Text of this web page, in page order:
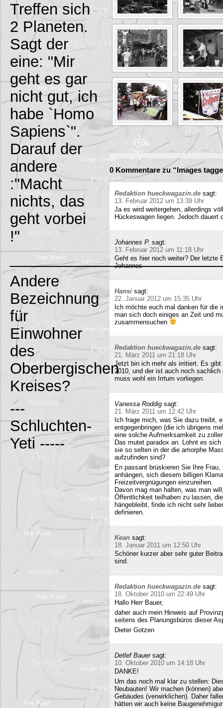
Treffen sich
2 Planeten.
Sagt der
eine: "Mir
geht es gar
nicht gut, ich
habe `Homo
Sapiens`".
Darauf der
andere
:"Macht
nichts, das
geht vorbei
!"
Andere
Bezeichnung
für
Einwohner
des
Oberbergischen
Kreises?
---
Schluchten-
Yeti -----
0 Kommentare zu “Images
Redaktion hueckwagazin.de sagt:
13. Februar 2012 um 13:39 Uhr
Ja es wird weitergehen, allerdings
Hückeswagen liegen. Jedoch
Johannes P. sagt:
13. Februar 2012 um 11:18 Uhr
Geht es hier noch weiter? Der letzte
Johannes
Hansi sagt:
22. Januar 2012 um 15:35 Uhr
Ich möchte euch mal danken für die
man sich doch einiges an Zeit und
zusammensuchen
Redaktion hueckwagazin.de sagt:
21. März 2011 um 21:18 Uhr
Jetzt bin ich mehr als irritiert. Es gibt
2010, und der ist auch noch
muss wohl ein Irrtum vorliegen.
Vanessa Roddig sagt:
21. März 2011 um 12:42 Uhr
Ich frage mich, was Sie dazu treibt,
entgegenbringen (die ich übrigens
eine solche Aufmerksamkeit zu
Das mutet paradox an. Lohnt es
sie so selten in der die amorphe
aufzufinden sind?
En passant brüskieren Sie Ihre
anhängen, sich diesem billigen
Freizeitvergnügungen einzureihen.
Davon mag man halten, was man
Öffentlichkeit teilhaben zu lassen,
hängebleibt, finde ich nicht sehr
definieren.
Kean sagt:
18. Januar 2011 um 12:50 Uhr
Schöner kurzer aber sehr guter
sind.
Redaktion hueckwagazin.de sagt:
18. Oktober 2010 um 22:49 Uhr
Hallo Herr Bauer,
daher auch mein Hinweis auf
seitens des Planungsbüros dieser
Dieter Gotzen
Detlef Bauer sagt:
10. Oktober 2010 um 14:18 Uhr
DANKE!
Um das noch mal klar zu stellen:
Neubauten! Wir machen (können)
Gebäudes (verwirklichen). Daher
hätten wir auch keine